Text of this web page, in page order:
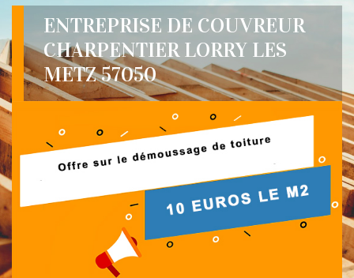
ENTREPRISE DE COUVREUR
CHARPENTIER LORRY LES
METZ 57050